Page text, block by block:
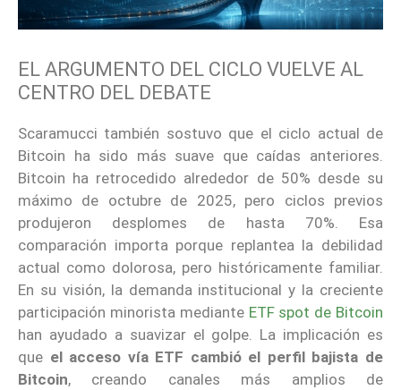
EL ARGUMENTO DEL CICLO VUELVE AL
CENTRO DEL DEBATE
Scaramucci también sostuvo que el ciclo actual de
Bitcoin ha sido más suave que caídas anteriores.
Bitcoin ha retrocedido alrededor de 50% desde su
máximo de octubre de 2025, pero ciclos previos
produjeron desplomes de hasta 70%. Esa
comparación importa porque replantea la debilidad
actual como dolorosa, pero históricamente familiar.
En su visión, la demanda institucional y la creciente
participación minorista mediante ETF spot de Bitcoin
han ayudado a suavizar el golpe. La implicación es
que el acceso vía ETF cambió el perfil bajista de
Bitcoin, creando canales más amplios de